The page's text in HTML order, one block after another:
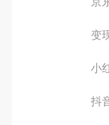
变
小
抖